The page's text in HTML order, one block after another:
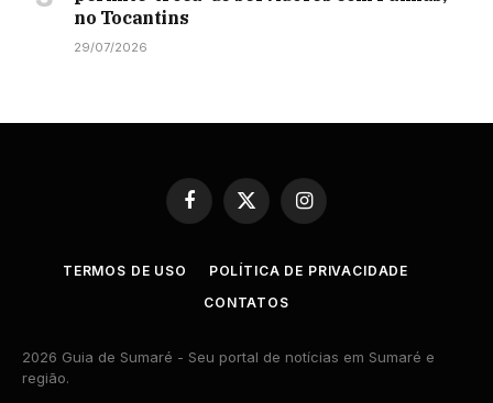
no Tocantins
29/07/2026
Facebook
X
(Twitter)
Instagram
TERMOS DE USO
POLÍTICA DE PRIVACIDADE
CONTATOS
2026 Guia de Sumaré - Seu portal de notícias em Sumaré e
região.